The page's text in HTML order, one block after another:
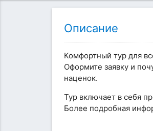
Описание
Комфортный тур для
Оформите заявку и
наценок.
Тур включает в себя
Более подробная